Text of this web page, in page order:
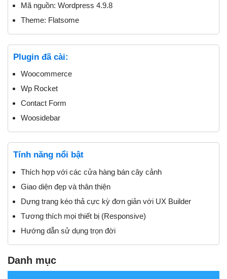
Mã nguồn: Wordpress 4.9.8
Theme: Flatsome
Plugin đã cài:
Woocommerce
Wp Rocket
Contact Form
Woosidebar
Tính năng nổi bật
Thích hợp với các cửa hàng bán cây cảnh
Giao diện đẹp và thân thiện
Dựng trang kéo thả cực kỳ đơn giản với UX Builder
Tương thích mọi thiết bị (Responsive)
Hướng dẫn sử dụng trọn đời
Danh mục